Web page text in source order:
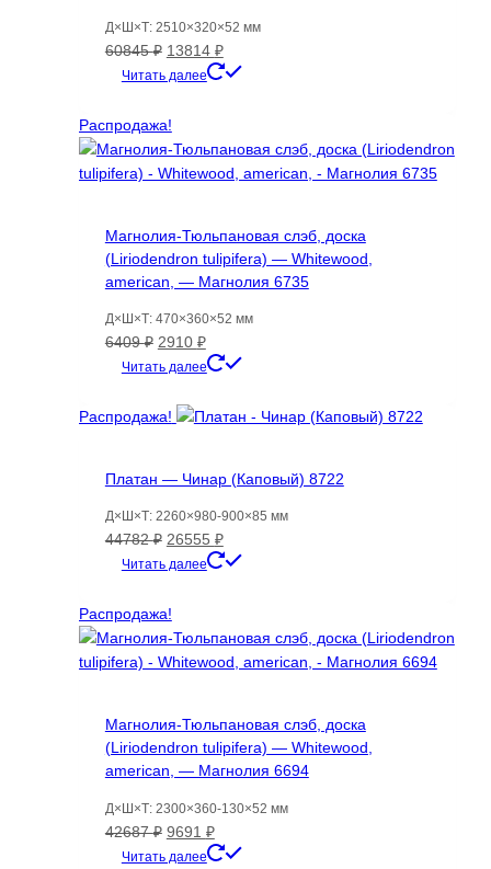
Д×Ш×Т: 2510×320×52 мм
60845₽ Первоначальная
цена
60845 ₽.
13814 ₽Текущая
цена:
Читать далее
Распродажа!
Магнолия-Тюльпановая слэб, доска
(Liriodendron tulipifera) — Whitewood,
american, — Магнолия 6735
Д×Ш×Т: 470×360×52 мм
6409₽ Первоначальная
цена
6409 ₽.
2910 ₽Текущая
цена:
Читать далее
Распродажа!
Платан — Чинар (Каповый) 8722
Д×Ш×Т: 2260×980-900×85 мм
44782₽ Первоначальная
цена
44782 ₽.
26555 ₽Текущая
цена:
Читать далее
Распродажа!
Магнолия-Тюльпановая слэб, доска
(Liriodendron tulipifera) — Whitewood,
american, — Магнолия 6694
Д×Ш×Т: 2300×360-130×52 мм
42687₽ Первоначальная
цена
9691 ₽Текущая
цена:
Читать далее